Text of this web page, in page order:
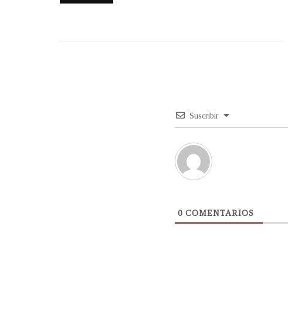
Suscribir
0 COMENTARIOS